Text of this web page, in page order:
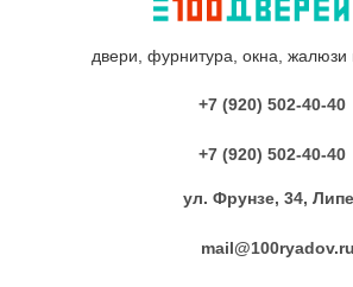
двери, фурнитура, окна, жалюзи
+7 (920) 502-40-40
+7 (920) 502-40-40
ул. Фрунзе, 34,
mail@100ryadov.ru